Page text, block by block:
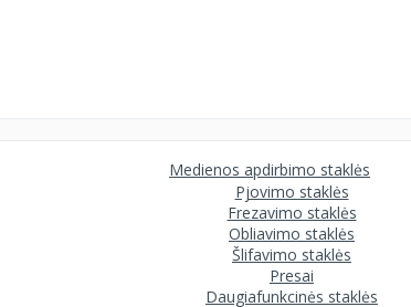
Medienos apdirbimo staklės
Pjovimo staklės
Frezavimo staklės
Obliavimo staklės
Šlifavimo staklės
Presai
Daugiafunkcinės staklės